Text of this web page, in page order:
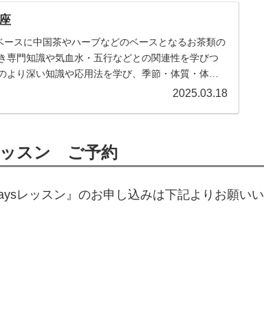
スに中国茶やハーブなどのベースとなるお茶類の
専門知識や気血水・五行などとの関連性を学びつ
り深い知識や応用法を学び、季節・体質・体調
2025.03.18
ッスン ご予約
レッスン』のお申し込みは下記よりお願いい